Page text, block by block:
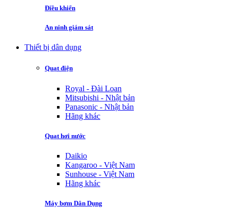
Điều khiển
An ninh giám sát
Thiết bị dân dụng
Quạt điện
Royal - Đài Loan
Mitsubishi - Nhật bản
Panasonic - Nhật bản
Hãng khác
Quạt hơi nước
Daikio
Kangaroo - Việt Nam
Sunhouse - Việt Nam
Hãng khác
Máy bơm Dân Dụng